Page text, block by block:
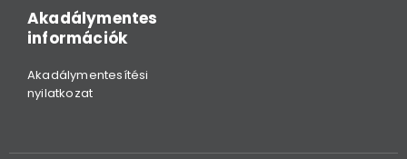
Akadálymentes
információk
Akadálymentesítési
nyilatkozat